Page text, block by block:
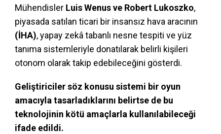
Mühendisler Luis Wenus ve Robert Lukoszko,
piyasada satılan ticari bir insansız hava aracının
(İHA), yapay zekâ tabanlı nesne tespiti ve yüz
tanıma sistemleriyle donatılarak belirli kişileri
otonom olarak takip edebileceğini gösterdi.
Geliştiriciler söz konusu sistemi bir oyun
amacıyla tasarladıklarını belirtse de bu
teknolojinin kötü amaçlarla kullanılabileceği
ifade edildi.